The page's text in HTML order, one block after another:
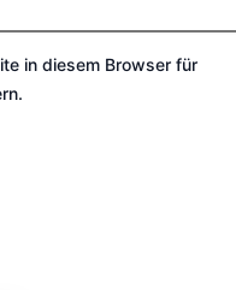
in diesem Browser für